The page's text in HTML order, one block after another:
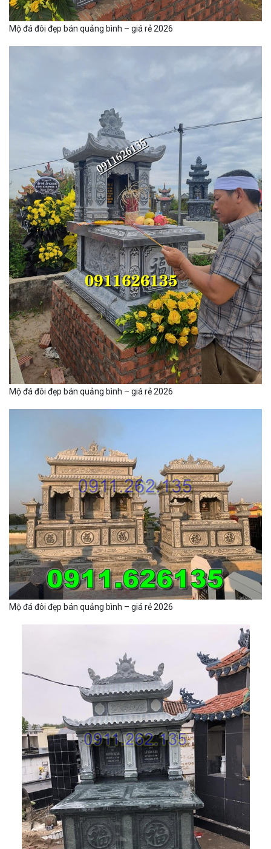
Mộ đá đôi đẹp bán quảng bình – giá rẻ 2026
Mộ đá đôi đẹp bán quảng bình – giá rẻ 2026
Mộ đá đôi đẹp bán quảng bình – giá rẻ 2026